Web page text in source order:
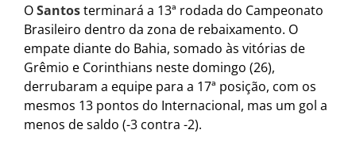
OSantosterminará a 13ª rodada do Campeonato
Brasileiro dentro da zona de rebaixamento. O
empate diante do Bahia, somado às vitórias de
Grêmio e Corinthians neste domingo (26),
derrubaram a equipe para a 17ª posição, com os
mesmos 13 pontos do Internacional, mas um gol a
menos de saldo (-3 contra -2).